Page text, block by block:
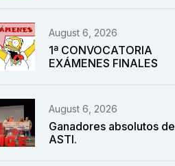
August 6, 2026
1ª CONVOCATORIA
EXÁMENES FINALES
August 6, 2026
Ganadores absolutos de
ASTI.